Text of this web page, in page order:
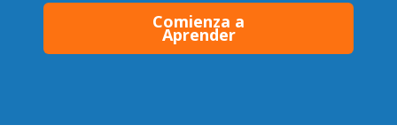
Comienza a
Aprender